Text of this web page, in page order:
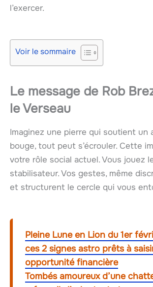
l’exercer.
Voir le sommaire
Le message de Rob
le Verseau
Imaginez une pierre qui soutient un
bouge, tout peut s’écrouler. Cette
votre rôle social actuel. Vous jouez
stabilisateur. Vos gestes, même
et structurent le cercle qui vous
Pleine Lune en Lion du 1er
ces 2 signes astro prêts à
opportunité financière
Tombés amoureux d’une